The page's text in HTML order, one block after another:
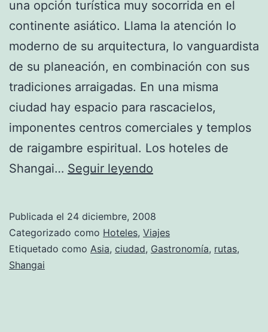
una opción turística muy socorrida en el
continente asiático. Llama la atención lo
moderno de su arquitectura, lo vanguardista
de su planeación, en combinación con sus
tradiciones arraigadas. En una misma
ciudad hay espacio para rascacielos,
imponentes centros comerciales y templos
de raigambre espiritual. Los hoteles de
Shangai… Seguir leyendo
Publicada el 24 diciembre, 2008
Categorizado como Hoteles, Viajes
Etiquetado como Asia, ciudad, Gastronomía, rutas,
Shangai